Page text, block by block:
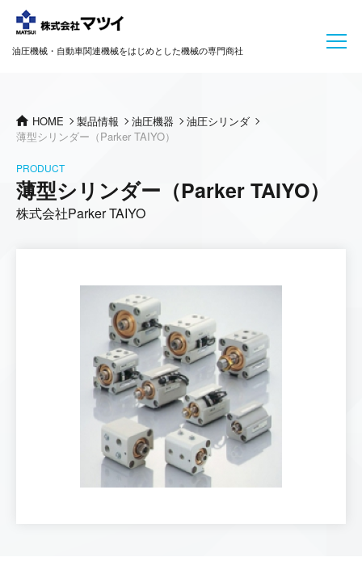
油圧機械・自動車関連機械をはじめとした機械の専門商社
HOME 製品情報 油圧機器
油圧シリンダ
薄型シリンダー（Parker TAIYO）
PRODUCT
薄型シリンダー（Parker TAIYO）
株式会社Parker TAIYO